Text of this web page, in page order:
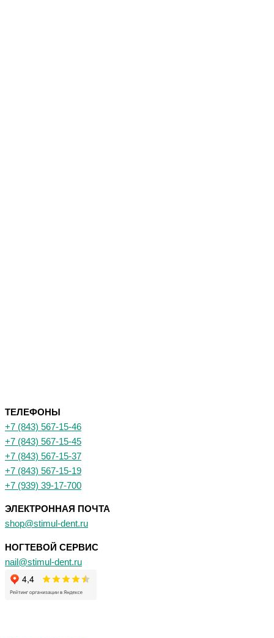
ТЕЛЕФОНЫ
+7 (843) 567-15-46
+7 (843) 567-15-45
+7 (843) 567-15-37
+7 (843) 567-15-19
+7 (939) 39-17-700
ЭЛЕКТРОННАЯ ПОЧТА
shop@stimul-dent.ru
НОГТЕВОЙ СЕРВИС
nail@stimul-dent.ru